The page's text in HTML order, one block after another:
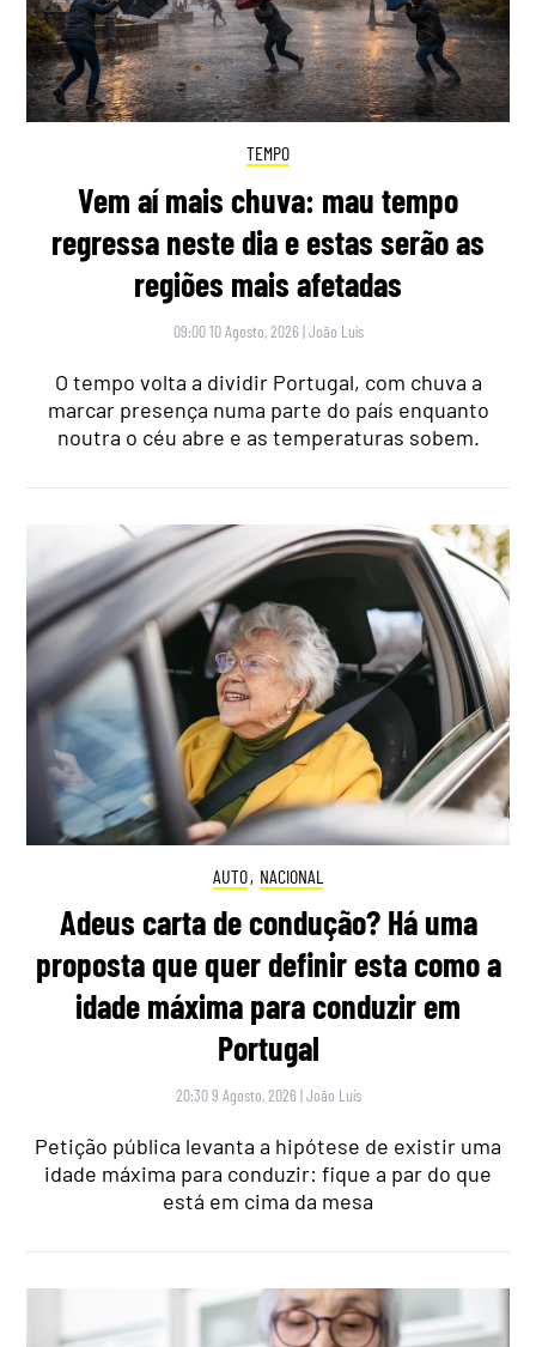
TEMPO
Vem aí mais chuva: mau tempo
regressa neste dia e estas serão as
regiões mais afetadas
09:00 10 Agosto, 2026 |João Luís
O tempo volta a dividir Portugal, com chuva a
marcar presença numa parte do país enquanto
noutra o céu abre e as temperaturas sobem.
AUTO, NACIONAL
Adeus carta de condução? Há uma
proposta que quer definir esta como a
idade máxima para conduzir em
Portugal
20:30 9 Agosto, 2026 |João Luís
Petição pública levanta a hipótese de existir uma
idade máxima para conduzir: fique a par do que
está em cima da mesa